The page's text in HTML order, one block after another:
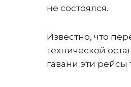
не состоялся.
Известно, что
технической
гавани эти рейсы